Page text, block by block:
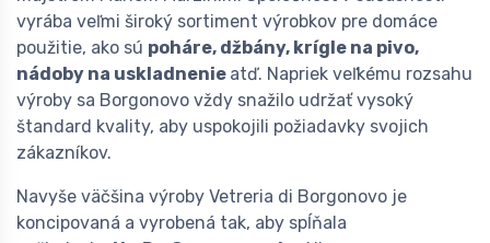
vyrába veľmi široký sortiment výrobkov pre domáce
použitie, ako sú poháre, džbány, krígle na pivo,
nádoby na uskladnenie atď. Napriek veľkému rozsahu
výroby sa Borgonovo vždy snažilo udržať vysoký
štandard kvality, aby uspokojili požiadavky svojich
zákazníkov.
Navyše väčšina výroby Vetreria di Borgonovo je
koncipovaná a vyrobená tak, aby spĺňala